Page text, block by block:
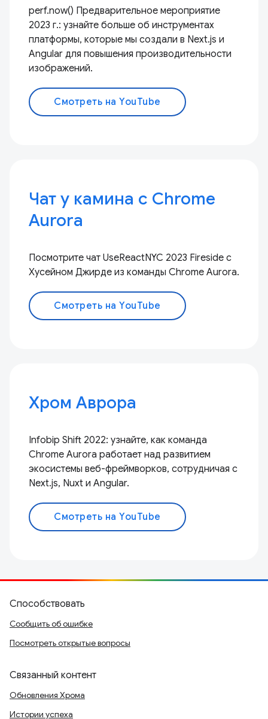
perf.now() Предварительное мероприятие
2023 г.: узнайте больше об инструментах
платформы, которые мы создали в Next.js и
Angular для повышения производительности
изображений.
Смотреть на YouTube
Чат у камина с Chrome
Aurora
Посмотрите чат UseReactNYC 2023 Fireside с
Хусейном Джирде из команды Chrome Aurora.
Смотреть на YouTube
Хром Аврора
Infobip Shift 2022: узнайте, как команда
Chrome Aurora работает над развитием
экосистемы веб-фреймворков, сотрудничая с
Next.js, Nuxt и Angular.
Смотреть на YouTube
Способствовать
Сообщить об ошибке
Посмотреть открытые вопросы
Связанный контент
Обновления Хрома
Истории успеха